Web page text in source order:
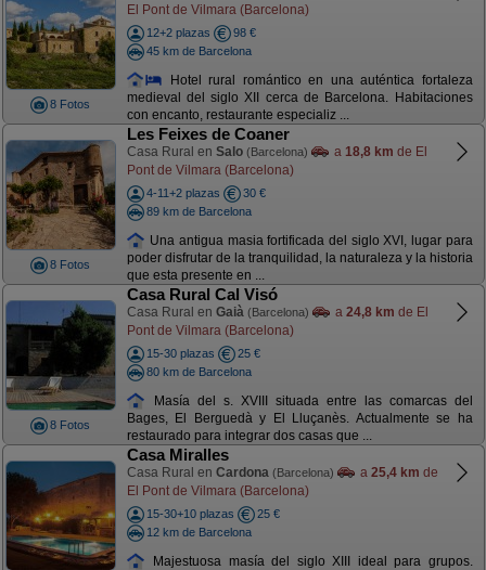
8 Fotos
El Pont de Vilmara (Barcelona)
12+2 plazas
98 €
45 km de Barcelona
Hotel rural romántico en una auténtica fortaleza
medieval del siglo XII cerca de Barcelona. Habitaciones
con encanto, restaurante especializ ...
8 Fotos
Les Feixes de Coaner
Casa Rural en Salo (Barcelona) a 18,8 km de El
Pont de Vilmara (Barcelona)
4-11+2 plazas
30 €
89 km de Barcelona
Una antigua masia fortificada del siglo XVI, lugar para
poder disfrutar de la tranquilidad, la naturaleza y la historia
que esta presente en ...
8 Fotos
Casa Rural Cal Visó
Casa Rural en Gaià (Barcelona) a 24,8 km de El
Pont de Vilmara (Barcelona)
15-30 plazas
25 €
80 km de Barcelona
Masía del s. XVIII situada entre las comarcas del
Bages, El Berguedà y El Lluçanès. Actualmente se ha
restaurado para integrar dos casas que ...
Casa Miralles
Casa Rural en Cardona (Barcelona) a 25,4 km de
El Pont de Vilmara (Barcelona)
15-30+10 plazas
25 €
12 km de Barcelona
Majestuosa masía del siglo XIII ideal para grupos.